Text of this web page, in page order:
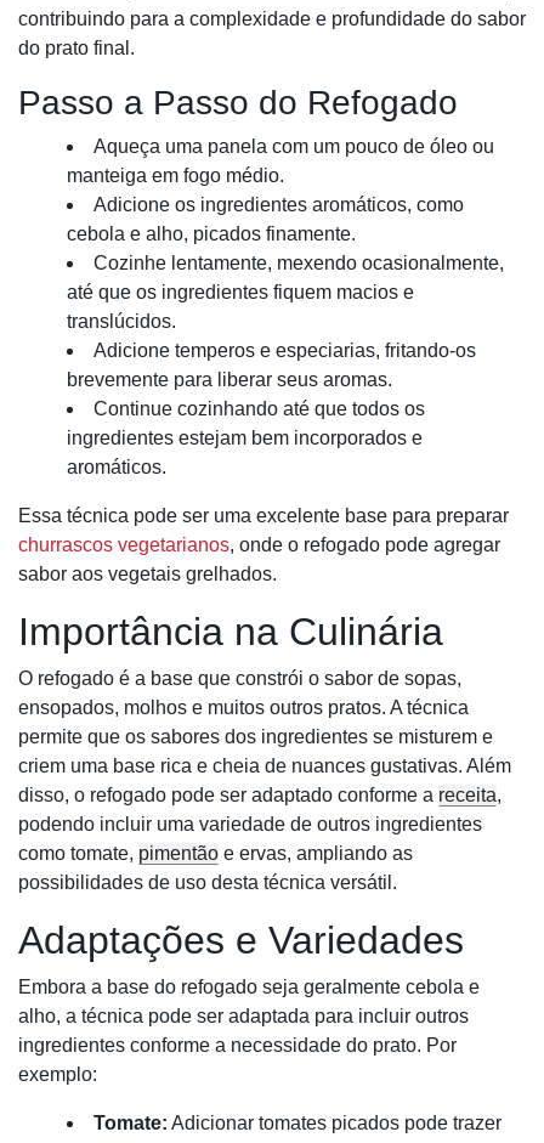
contribuindo para a complexidade e profundidade do sabor
do prato final.
Passo a Passo do Refogado
Aqueça uma panela com um pouco de óleo ou
manteiga em fogo médio.
Adicione os ingredientes aromáticos, como
cebola e alho, picados finamente.
Cozinhe lentamente, mexendo ocasionalmente,
até que os ingredientes fiquem macios e
translúcidos.
Adicione temperos e especiarias, fritando-os
brevemente para liberar seus aromas.
Continue cozinhando até que todos os
ingredientes estejam bem incorporados e
aromáticos.
Essa técnica pode ser uma excelente base para preparar
churrascos vegetarianos, onde o refogado pode agregar
sabor aos vegetais grelhados.
Importância na Culinária
O refogado é a base que constrói o sabor de sopas,
ensopados, molhos e muitos outros pratos. A técnica
permite que os sabores dos ingredientes se misturem e
criem uma base rica e cheia de nuances gustativas. Além
disso, o refogado pode ser adaptado conforme a receita,
podendo incluir uma variedade de outros ingredientes
como tomate, pimentão e ervas, ampliando as
possibilidades de uso desta técnica versátil.
Adaptações e Variedades
Embora a base do refogado seja geralmente cebola e
alho, a técnica pode ser adaptada para incluir outros
ingredientes conforme a necessidade do prato. Por
exemplo:
Tomate: Adicionar tomates picados pode trazer